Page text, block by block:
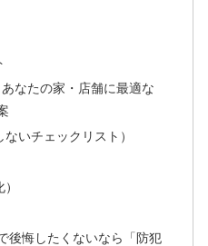
なたの家・店舗に最適な
いチェックリスト）
後悔したくないなら「防犯